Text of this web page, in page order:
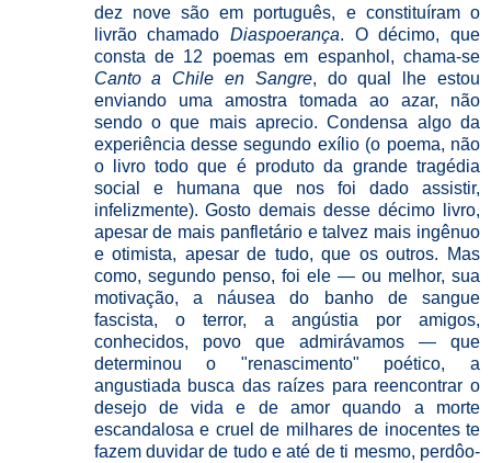
dez nove são em português, e constituíram o
livrão chamado Diaspoerança. O décimo, que
consta de 12 poemas em espanhol, chama-se
Canto a Chile en Sangre, do qual lhe estou
enviando uma amostra tomada ao azar, não
sendo o que mais aprecio. Condensa algo da
experiência desse segundo exílio (o poema, não
o livro todo que é produto da grande tragédia
social e humana que nos foi dado assistir,
infelizmente). Gosto demais desse décimo livro,
apesar de mais panfletário e talvez mais ingênuo
e otimista, apesar de tudo, que os outros. Mas
como, segundo penso, foi ele — ou melhor, sua
motivação, a náusea do banho de sangue
fascista, o terror, a angústia por amigos,
conhecidos, povo que admirávamos — que
determinou o "renascimento" poético, a
angustiada busca das raízes para reencontrar o
desejo de vida e de amor quando a morte
escandalosa e cruel de milhares de inocentes te
fazem duvidar de tudo e até de ti mesmo, perdôo-